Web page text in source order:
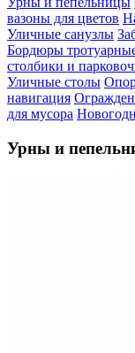
вазоны для цветов
Уличные санузлы
Бордюры
столбики и
Уличные столы
навигация
для мусора
Урны и